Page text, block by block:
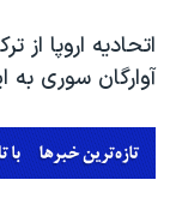
اتحادیه اروپا
آوارگان سوری به